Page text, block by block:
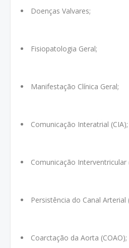
Doenças Valvares;
Fisiopatologia Geral;
Manifestação Clínica Geral;
Comunicação Interatrial (CIA);
Comunicação Interventricular
Persistência do Canal Arterial
Coarctação da Aorta (COAO);